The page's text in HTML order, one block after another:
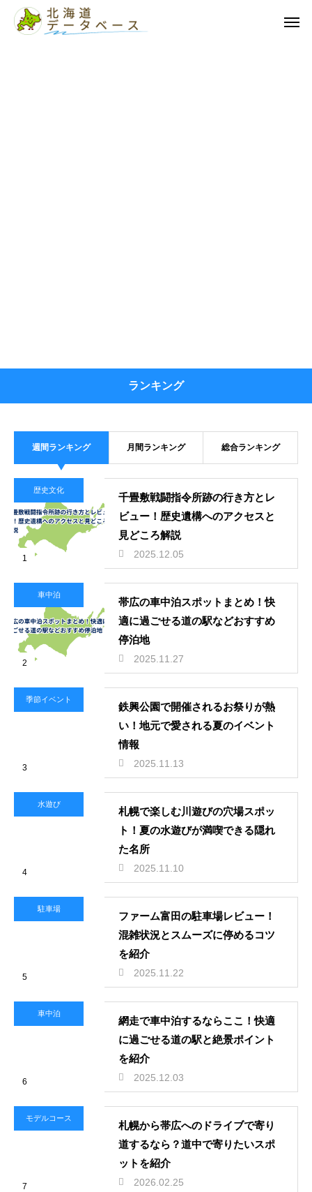
ランキング
週間ランキング 月間ランキング 総合ランキング
歴史文化
1
千畳敷戦闘指令所跡の行き方とレ
ビュー！歴史遺構へのアクセスと
見どころ解説
2025.12.05
車中泊
2
帯広の車中泊スポットまとめ！快
適に過ごせる道の駅などおすすめ
停泊地
2025.11.27
季節イベント
3
鉄興公園で開催されるお祭りが熱
い！地元で愛される夏のイベント
情報
2025.11.13
水遊び
4
札幌で楽しむ川遊びの穴場スポッ
ト！夏の水遊びが満喫できる隠れ
た名所
2025.11.10
駐車場
5
ファーム富田の駐車場レビュー！
混雑状況とスムーズに停めるコツ
を紹介
2025.11.22
車中泊
6
網走で車中泊するならここ！快適
に過ごせる道の駅と絶景ポイント
を紹介
2025.12.03
モデルコース
7
札幌から帯広へのドライブで寄り
道するなら？道中で寄りたいスポ
ットを紹介
2026.02.25